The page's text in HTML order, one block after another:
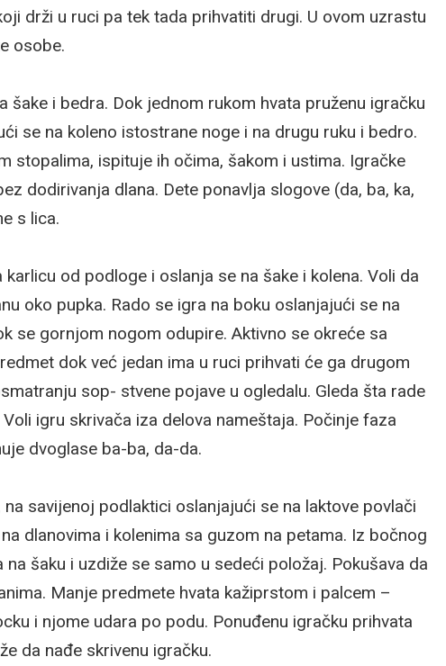
drži u ruci pa tek tada prihvatiti drugi. U ovom uzrastu
osobe.
šake i bedra. Dok jednom rukom hvata pruženu igračku
se na koleno istostrane noge i na drugu ruku i bedro.
stopalima, ispituje ih očima, šakom i ustima. Igračke
dodirivanja dlana. Dete ponavlja slogove (da, ba, ka,
s lica.
od podloge i oslanja se na šake i kolena. Voli da
oko pupka. Rado se igra na boku oslanjajući se na
se gornjom nogom odupire. Aktivno se okreće sa
dok već jedan ima u ruci prihvati će ga drugom
sop- stvene pojave u ogledalu. Gleda šta rade
igru skrivača iza delova nameštaja. Počinje faza
dvoglase ba-ba, da-da.
savijenoj podlaktici oslanjajući se na laktove povlači
dlanovima i kolenima sa guzom na petama. Iz bočnog
šaku i uzdiže se samo u sedeći položaj. Pokušava da
Manje predmete hvata kažiprstom i palcem –
i njome udara po podu. Ponuđenu igračku prihvata
da nađe skrivenu igračku.